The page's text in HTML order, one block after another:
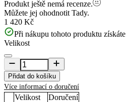
Produkt ještě nemá recenze.
Můžete jej ohodnotit Tady.
1 420 Kč
Při nákupu tohoto produktu získáte
Velikost
Přidat do košíku
Více informací o doručení
Velikost
Doručení